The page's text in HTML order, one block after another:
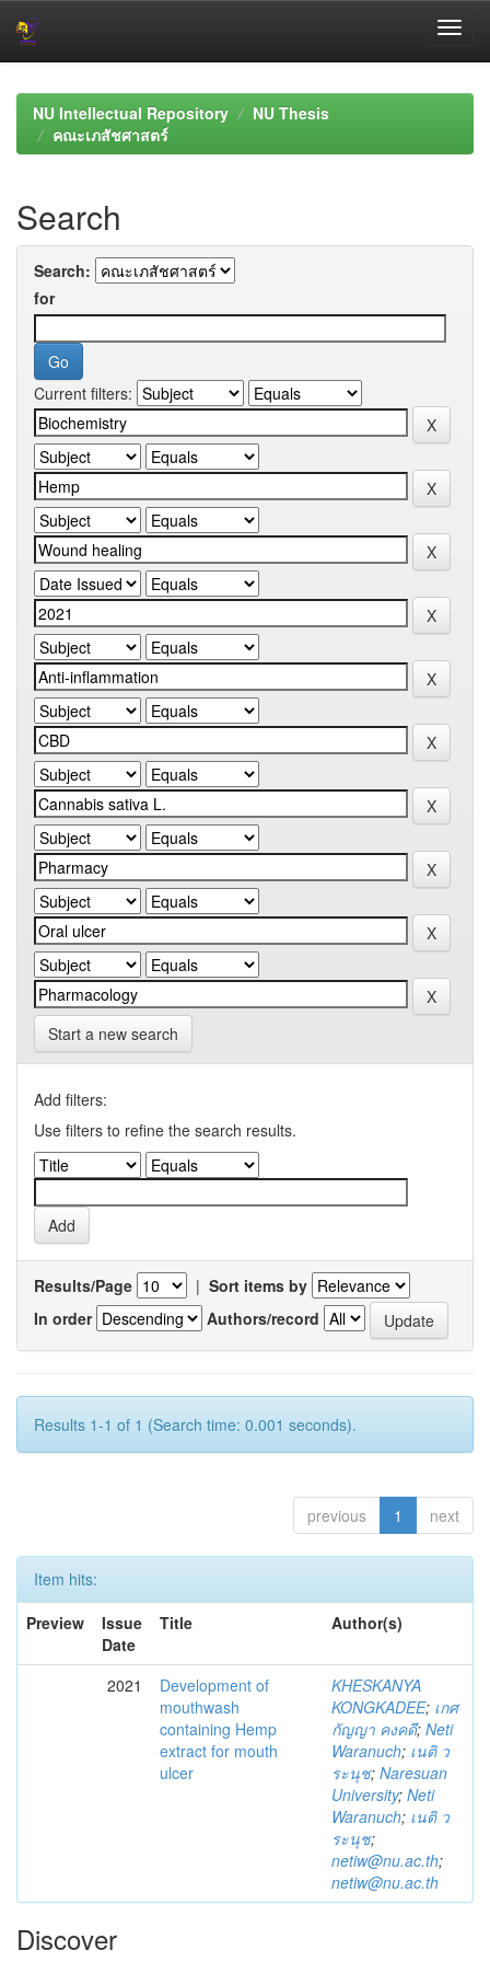
navigationNU Intellectual Repository
NU Thesis
คณะเภสัชศาสตร์
Search
Search:
for
Current filters:
Start a new search
Add filters:
Use filters to refine the search results.
Results/Page | Sort items by
In order
Authors/record
Results 1-1 of 1 (Search time: 0.001 seconds).
previous 1 next
Item hits:
Preview
Issue
Date
Title Author(s)
2021
Development of
mouthwash
containing Hemp
extract for mouth
ulcer
KHESKANYA
KONGKADEE; เกศ
กัญญา คงคดี; Neti
Waranuch; เนติ ว
ระนุช; Naresuan
University; Neti
Waranuch; เนติ ว
ระนุช;
netiw@nu.ac.th;
netiw@nu.ac.th
Discover